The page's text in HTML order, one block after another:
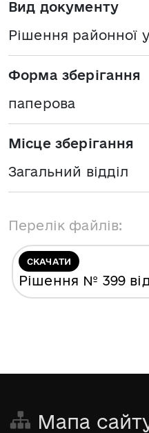
Вид документу
Рішення районної
Форма зберігання
паперова
Місце зберігання
Загальний відділ
Перелік файлів:
СКАЧАТИ
Рішення № 399
Мапа